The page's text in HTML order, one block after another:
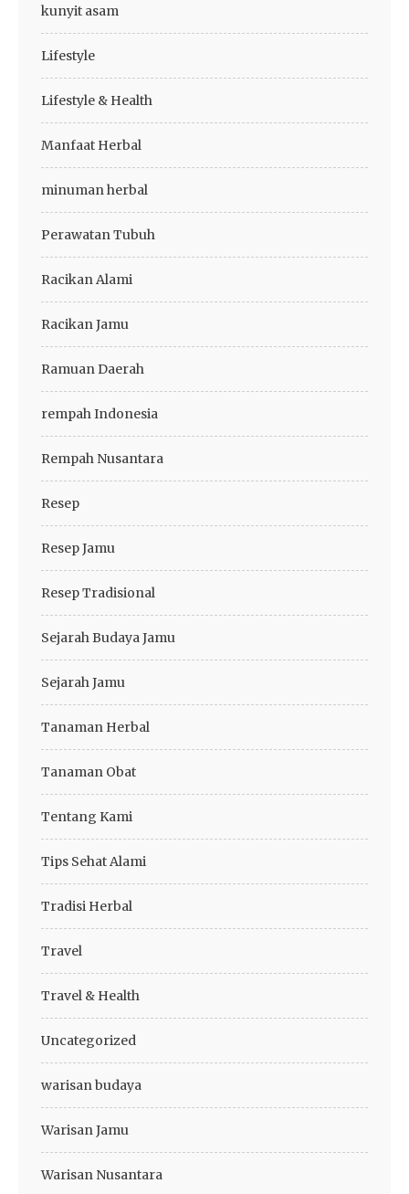
kunyit asam
Lifestyle
Lifestyle & Health
Manfaat Herbal
minuman herbal
Perawatan Tubuh
Racikan Alami
Racikan Jamu
Ramuan Daerah
rempah Indonesia
Rempah Nusantara
Resep
Resep Jamu
Resep Tradisional
Sejarah Budaya Jamu
Sejarah Jamu
Tanaman Herbal
Tanaman Obat
Tentang Kami
Tips Sehat Alami
Tradisi Herbal
Travel
Travel & Health
Uncategorized
warisan budaya
Warisan Jamu
Warisan Nusantara